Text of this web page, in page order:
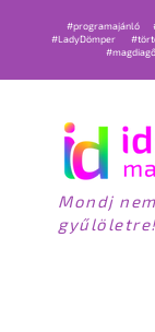
#programajánló
#LadyDömper
Mondj
gyűlöletre!